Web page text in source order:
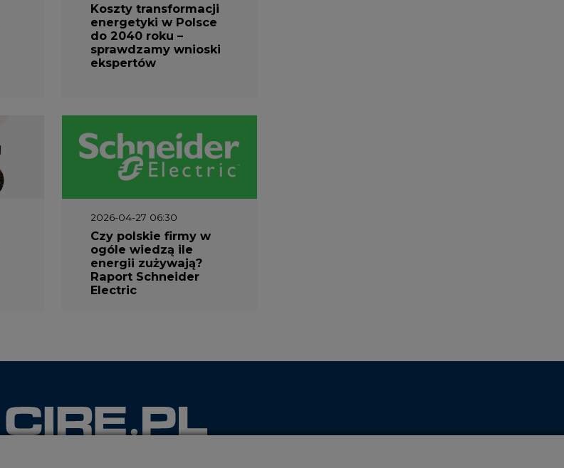
Koszty transformacji
energetyki w Polsce
do 2040 roku –
sprawdzamy wnioski
ekspertów
2026-04-27 06:30
Czy polskie firmy w
ogóle wiedzą ile
energii zużywają?
Raport Schneider
Electric